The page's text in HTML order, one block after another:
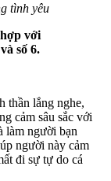
tình yêu
với
số 6.
thần lắng nghe,
cảm sâu sắc với
làm người bạn
người này cảm
đi sự tự do cá